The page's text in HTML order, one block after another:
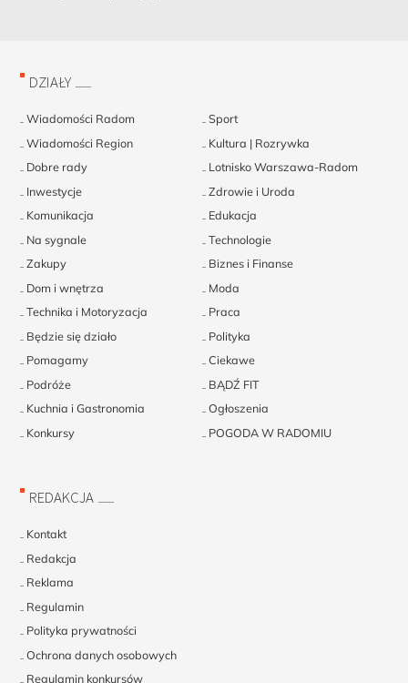
DZIAŁY
Wiadomości Radom
Sport
Wiadomości Region
Kultura | Rozrywka
Dobre rady
Lotnisko Warszawa-Radom
Inwestycje
Zdrowie i Uroda
Komunikacja
Edukacja
Na sygnale
Technologie
Zakupy
Biznes i Finanse
Dom i wnętrza
Moda
Technika i Motoryzacja
Praca
Będzie się działo
Polityka
Pomagamy
Ciekawe
Podróże
BĄDŹ FIT
Kuchnia i Gastronomia
Ogłoszenia
Konkursy
POGODA W RADOMIU
REDAKCJA
Kontakt
Redakcja
Reklama
Regulamin
Polityka prywatności
Ochrona danych osobowych
Regulamin konkursów